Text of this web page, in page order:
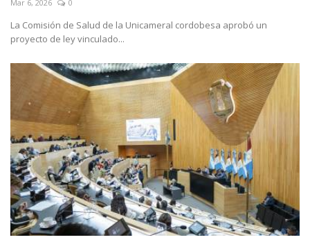
Mar 6, 2026 0
La Comisión de Salud de la Unicameral cordobesa aprobó un
proyecto de ley vinculado...